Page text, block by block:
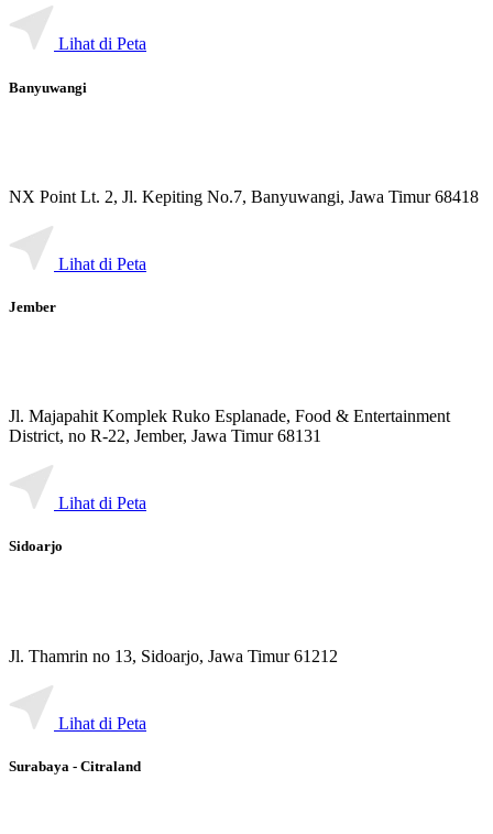
Lihat di Peta
Banyuwangi
NX Point Lt. 2, Jl. Kepiting No.7, Banyuwangi, Jawa Timur 68418
Lihat di Peta
Jember
Jl. Majapahit Komplek Ruko Esplanade, Food & Entertainment
District, no R-22, Jember, Jawa Timur 68131
Lihat di Peta
Sidoarjo
Jl. Thamrin no 13, Sidoarjo, Jawa Timur 61212
Lihat di Peta
Surabaya - Citraland